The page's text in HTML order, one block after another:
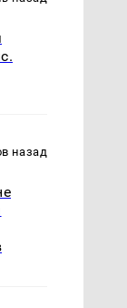
назад